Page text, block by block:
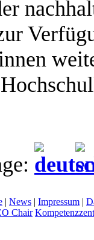
| News | Impressum |
Chair